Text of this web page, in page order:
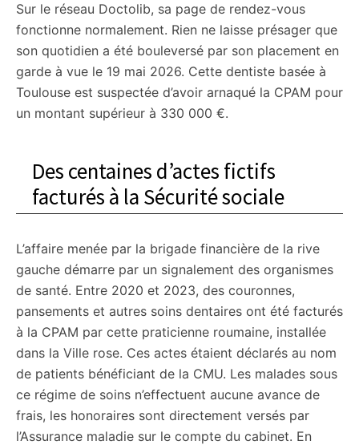
Sur le réseau Doctolib, sa page de rendez-vous
fonctionne normalement. Rien ne laisse présager que
son quotidien a été bouleversé par son placement en
garde à vue le 19 mai 2026. Cette dentiste basée à
Toulouse est suspectée d’avoir arnaqué la CPAM pour
un montant supérieur à 330 000 €.
Des centaines d’actes fictifs
facturés à la Sécurité sociale
L’affaire menée par la brigade financière de la rive
gauche démarre par un signalement des organismes
de santé. Entre 2020 et 2023, des couronnes,
pansements et autres soins dentaires ont été facturés
à la CPAM par cette praticienne roumaine, installée
dans la Ville rose. Ces actes étaient déclarés au nom
de patients bénéficiant de la CMU. Les malades sous
ce régime de soins n’effectuent aucune avance de
frais, les honoraires sont directement versés par
l’Assurance maladie sur le compte du cabinet. En